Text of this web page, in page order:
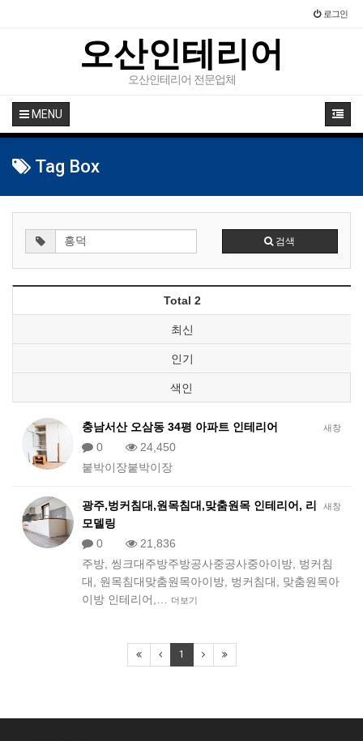
로그인
오산인테리어
오산인테리어 전문업체
MENU
Tag Box
검색
Total 2
최신
인기
색인
새창
충남서산 오삼동 34평 아파트 인테리어
0
24,450
붙박이장붙박이장
새창
광주,벙커침대,원목침대,맞춤원목 인테리어, 리
모델링
0
21,836
주방, 씽크대주방주방공사중공사중아이방, 벙커침
대, 원목침대맞춤원목아이방, 벙커침대, 맞춤원목아
이방 인테리어,…
더보기
1